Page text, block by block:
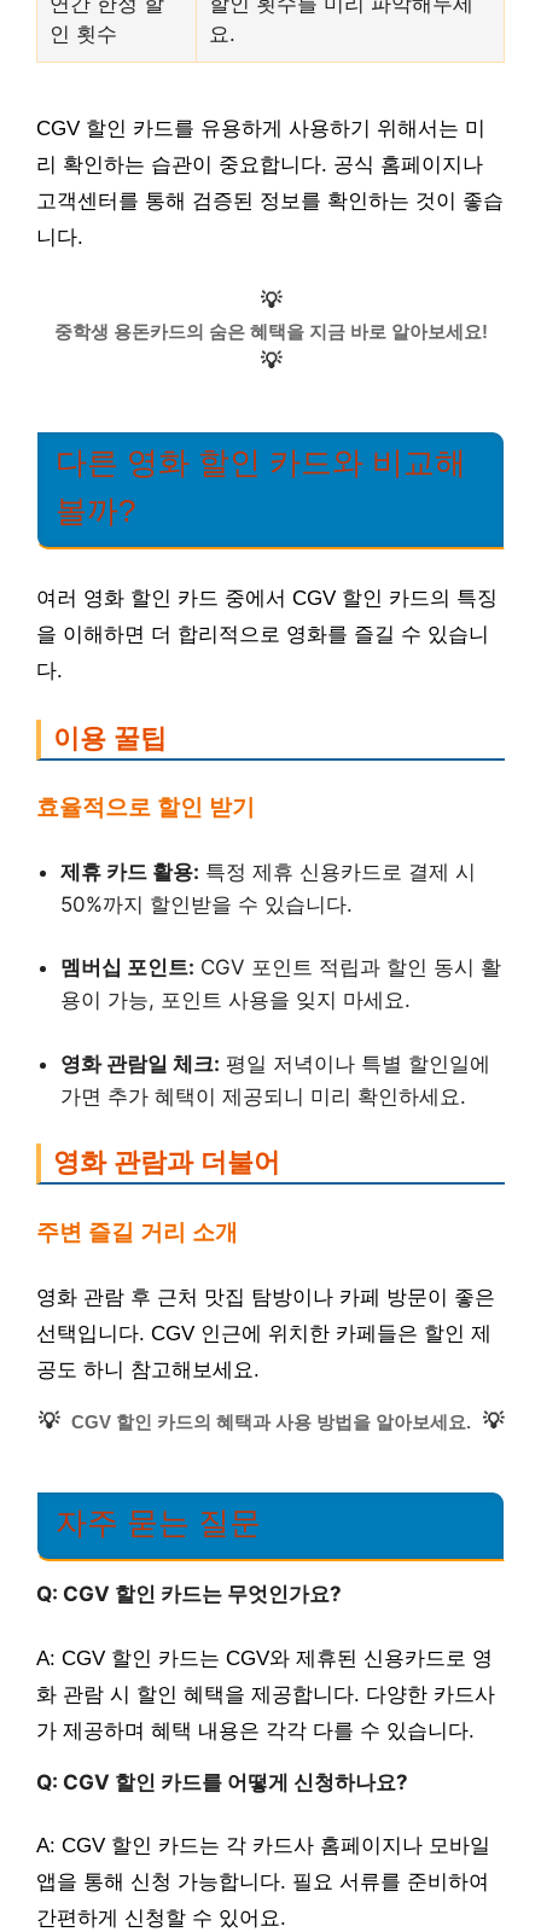
인 횟수
요.
CGV 할인 카드를 유용하게 사용하기 위해서는 미
리 확인하는 습관이 중요합니다. 공식 홈페이지나
고객센터를 통해 검증된 정보를 확인하는 것이 좋습
니다.
💡
중학생 용돈카드의 숨은 혜택을 지금 바로 알아보세요!
💡
다른 영화 할인 카드와 비교해
볼까?
여러 영화 할인 카드 중에서 CGV 할인 카드의 특징
을 이해하면 더 합리적으로 영화를 즐길 수 있습니
다.
이용 꿀팁
효율적으로 할인 받기
제휴 카드 활용: 특정 제휴 신용카드로 결제 시
50%까지 할인받을 수 있습니다.
멤버십 포인트: CGV 포인트 적립과 할인 동시 활
용이 가능, 포인트 사용을 잊지 마세요.
영화 관람일 체크: 평일 저녁이나 특별 할인일에
가면 추가 혜택이 제공되니 미리 확인하세요.
영화 관람과 더불어
주변 즐길 거리 소개
영화 관람 후 근처 맛집 탐방이나 카페 방문이 좋은
선택입니다. CGV 인근에 위치한 카페들은 할인 제
공도 하니 참고해보세요.
💡 CGV 할인 카드의 혜택과 사용 방법을 알아보세요. 💡
자주 묻는 질문
Q: CGV 할인 카드는 무엇인가요?
A: CGV 할인 카드는 CGV와 제휴된 신용카드로 영
화 관람 시 할인 혜택을 제공합니다. 다양한 카드사
가 제공하며 혜택 내용은 각각 다를 수 있습니다.
Q: CGV 할인 카드를 어떻게 신청하나요?
A: CGV 할인 카드는 각 카드사 홈페이지나 모바일
앱을 통해 신청 가능합니다. 필요 서류를 준비하여
간편하게 신청할 수 있어요.